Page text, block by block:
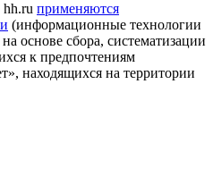
применяются
(информационные технологии
основе сбора, систематизации
к предпочтениям
находящихся на территории